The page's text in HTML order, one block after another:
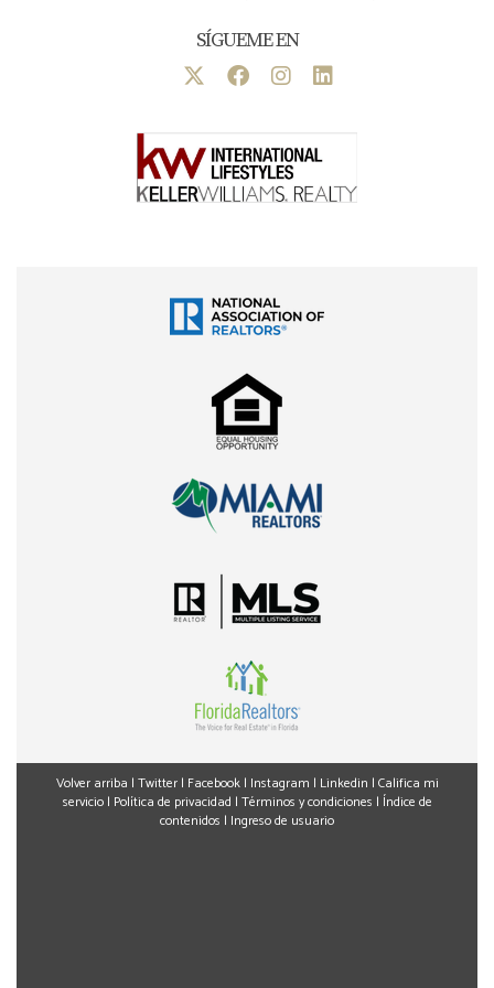
puede ser brillante si eliges sabiamente!
SÍGUEME EN
Volver arriba | Twitter| Facebook| Instagram | Linkedin | Califica mi
servicio| Política de privacidad | Términos y condiciones | Índice de
contenidos | Ingreso de usuario